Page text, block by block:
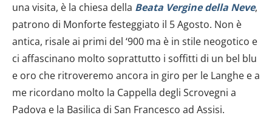
una visita, è la chiesa della Beata Vergine della Neve,
patrono di Monfortefesteggiato il 5 Agosto. Non è
antica, risale ai primi del ‘900 ma è in stile neogotico e
ci affascinano molto soprattutto i soffitti di un bel blu
e oro che ritroveremo ancora in giro per le Langhe e a
me ricordano molto la Cappella degli Scrovegni a
Padova e la Basilica di San Francesco ad Assisi.